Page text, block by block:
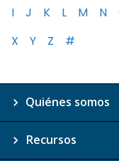
I
J K L M N
X
Y Z #
Quiénes somos
Recursos